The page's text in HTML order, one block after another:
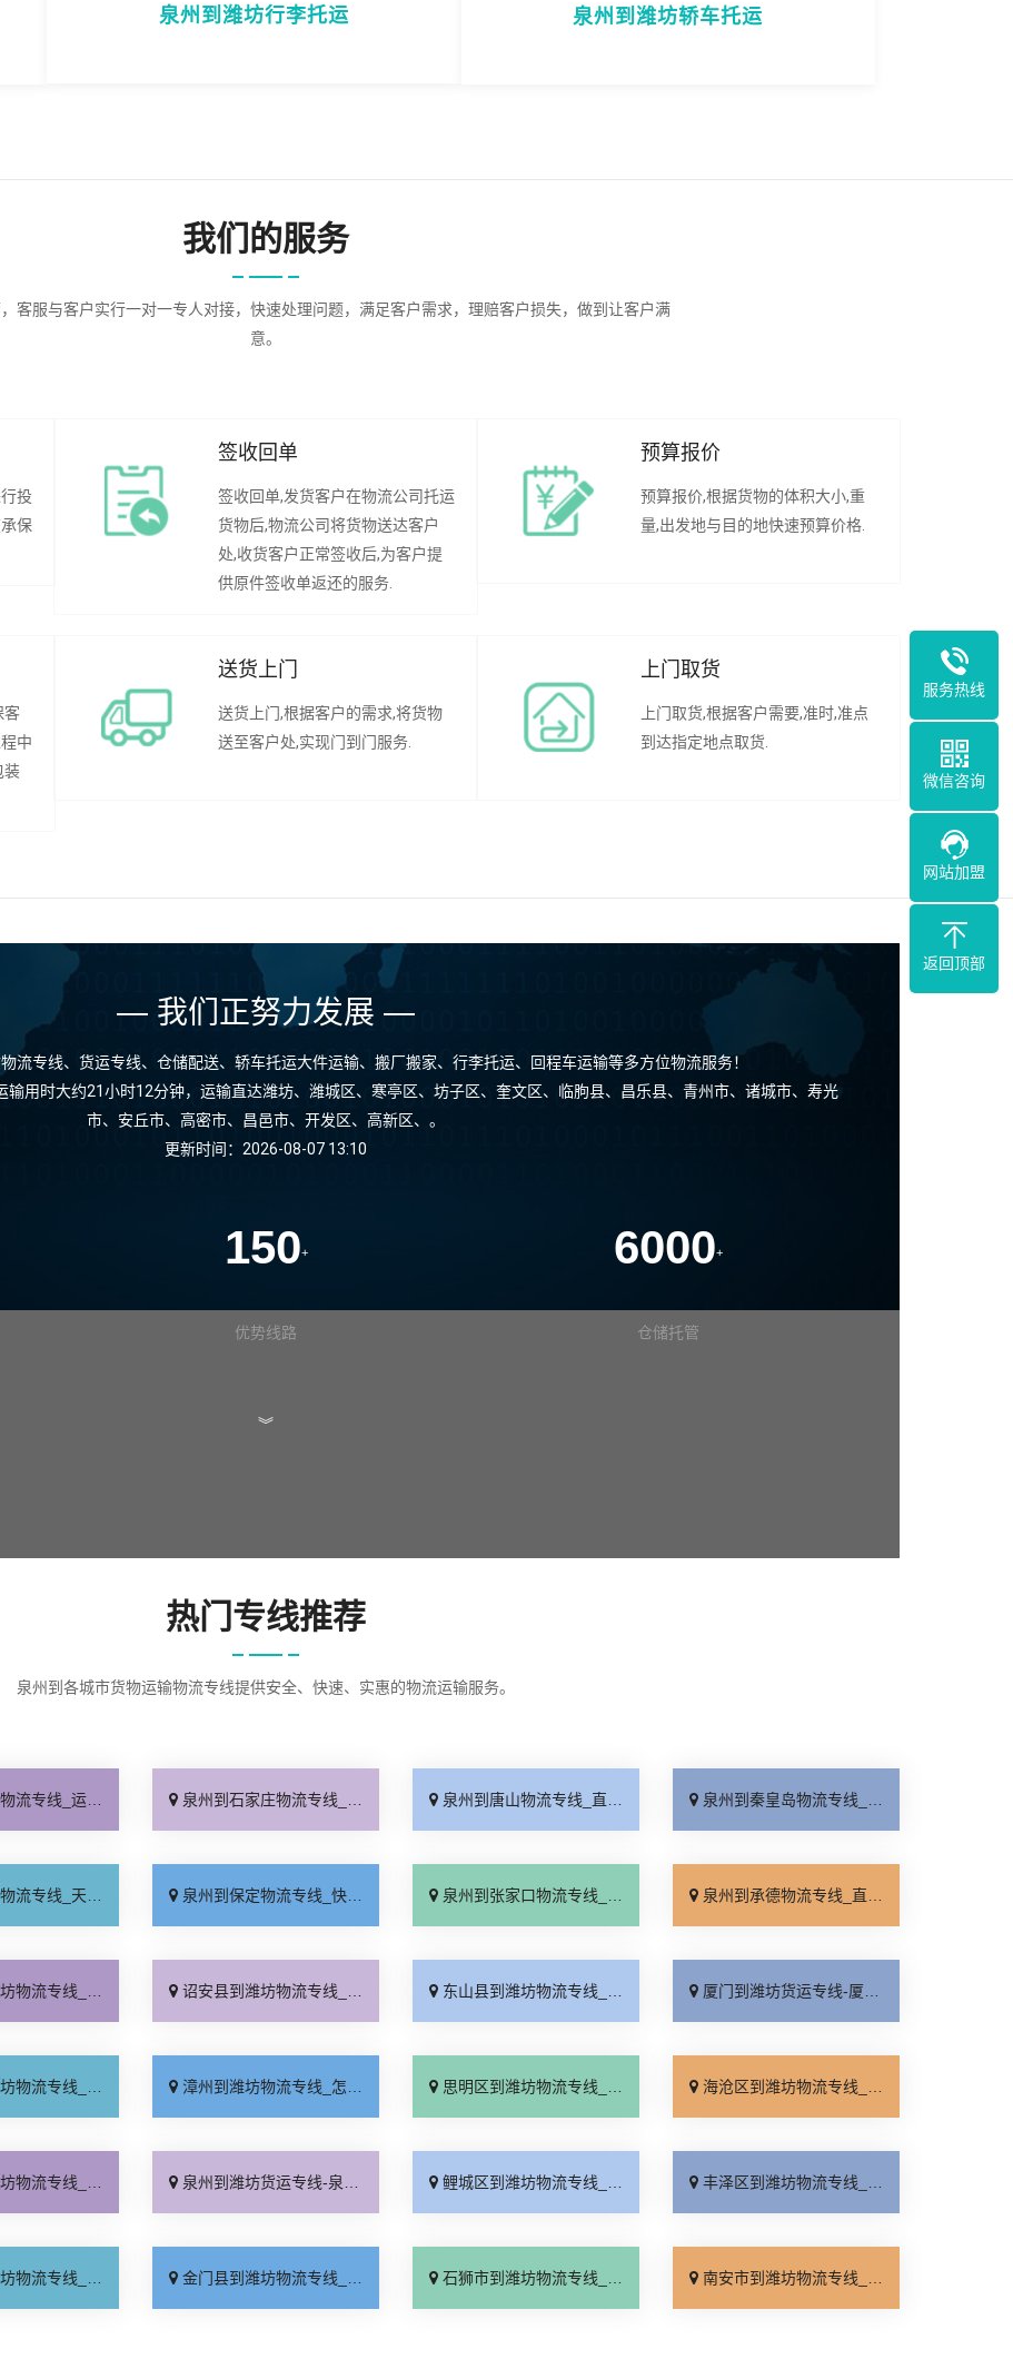
泉州到潍坊行李托运 泉州到潍坊轿车托运
我们的服务
客服与客户实行一对一专人对接，快速处理问题，满足客户需求，理赔客户损失，做到让客户满
意。
投
保
签收回单
签收回单,发货客户在物流公司托运
货物后,物流公司将货物送达客户
处,收货客户正常签收后,为客户提
供原件签收单返还的服务.
预算报价
预算报价,根据货物的体积大小,重
量,出发地与目的地快速预算价格.
客
中
装
送货上门
送货上门,根据客户的需求,将货物
送至客户处,实现门到门服务.
上门取货
上门取货,根据客户需要,准时,准点
到达指定地点取货.
— 我们正努力发展 —
流专线、货运专线、仓储配送、轿车托运大件运输、搬厂搬家、行李托运、回程车运输等多方位物流服务！
用时大约21小时12分钟，运输直达潍坊、潍城区、寒亭区、坊子区、奎文区、临朐县、昌乐县、青州市、诸城市、寿光
市、安丘市、高密市、昌邑市、开发区、高新区、。
更新时间：2026-08-07 13:10
150+
优势线路
6000+
仓储托管
︾
热门专线推荐
泉州到各城市货物运输物流专线提供安全、快速、实惠的物流运输服务。
价查询「实时跟踪 」 泉州到石家庄物流专线_无需中转「来电咨询」 泉州到唐山物流专线_直达特快专线「市县闪送」 泉州到秦皇岛物流专线_直通专线「高效快运」
天发车「高速快运」 泉州到保定物流专线_快运有保障「一站直达」 泉州到张家口物流专线_直达特快专线「门到门接送」 泉州到承德物流专线_直达到站「运费多少」
速响应「运保时效」 诏安县到潍坊物流专线_全境到达「全境配送」 东山县到潍坊物流专线_实时反馈「快运有保障」 厦门到潍坊货运专线-厦门到潍坊物流公司_物流拼车「全境到达」
达到站「诚信经营」 漳州到潍坊物流专线_怎么收费「直达往返」 思明区到潍坊物流专线_上门提货「资质齐全」 海沧区到潍坊物流专线_直发全境「要多少钱」
价查询「全境到达」 泉州到潍坊货运专线-泉州到潍坊物流公司_市县闪送「定点发车」 鲤城区到潍坊物流专线_需要几天「要几天到」 丰泽区到潍坊物流专线_一站式托运「保证时效」
特快专线「快运有保障」 金门县到潍坊物流专线_定点发车「要几天到」 石狮市到潍坊物流专线_多少一吨「高效快运」 南安市到潍坊物流专线_零担配货「服务周到」
服务热线
微信咨询
网站加盟
返回顶部